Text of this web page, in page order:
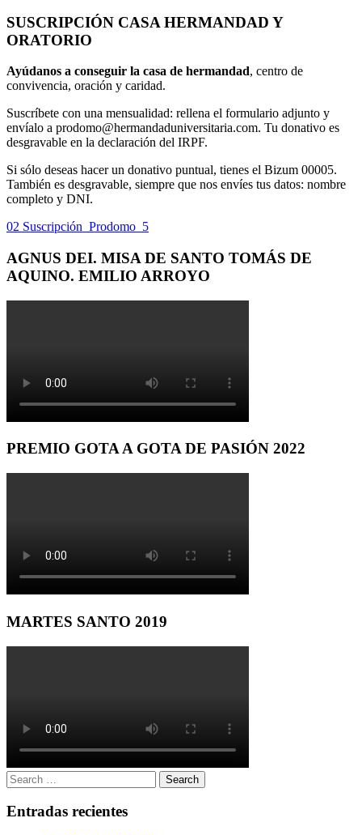
SUSCRIPCIÓN CASA HERMANDAD Y
ORATORIO
Ayúdanos a conseguir la casa de hermandad, centro de
convivencia, oración y caridad.
Suscríbete con una mensualidad: rellena el formulario adjunto y
envíalo a prodomo@hermandaduniversitaria.com. Tu donativo es
desgravable en la declaración del IRPF.
Si sólo deseas hacer un donativo puntual, tienes el Bizum 00005.
También es desgravable, siempre que nos envíes tus datos: nombre
completo y DNI.
02 Suscripción_Prodomo_5
AGNUS DEI. MISA DE SANTO TOMÁS DE
AQUINO. EMILIO ARROYO
PREMIO GOTA A GOTA DE PASIÓN 2022
MARTES SANTO 2019
Search
for:
Search
Entradas recientes